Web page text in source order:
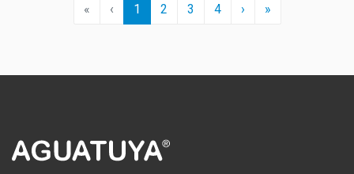
«First‹Previous
1 (current)
2 3 4 ›Next
»Last